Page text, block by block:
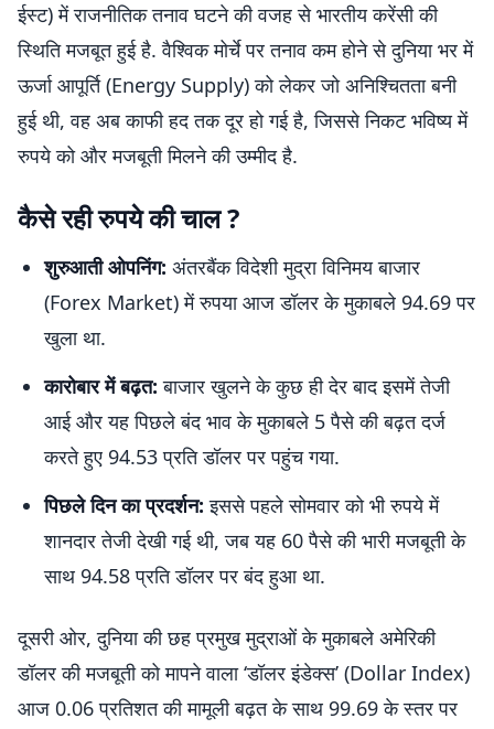
ईस्ट) में राजनीतिक तनाव घटने की वजह से भारतीय करेंसी की
स्थिति मजबूत हुई है. वैश्विक मोर्चे पर तनाव कम होने से दुनिया भर में
ऊर्जा आपूर्ति (Energy Supply) को लेकर जो अनिश्चितता बनी
हुई थी, वह अब काफी हद तक दूर हो गई है, जिससे निकट भविष्य में
रुपये को और मजबूती मिलने की उम्मीद है.
कैसे रही रुपये की चाल ?
शुरुआती ओपनिंग: अंतरबैंक विदेशी मुद्रा विनिमय बाजार
(Forex Market) में रुपया आज डॉलर के मुकाबले 94.69 पर
खुला था.
कारोबार में बढ़त:बाजार खुलने के कुछ ही देर बाद इसमें तेजी
आई और यह पिछले बंद भाव के मुकाबले 5 पैसे की बढ़त दर्ज
करते हुए 94.53 प्रति डॉलर पर पहुंच गया.
पिछले दिन का प्रदर्शन: इससे पहले सोमवार को भी रुपये में
शानदार तेजी देखी गई थी, जब यह 60 पैसे की भारी मजबूती के
साथ 94.58 प्रति डॉलर पर बंद हुआ था.
दूसरी ओर, दुनिया की छह प्रमुख मुद्राओं के मुकाबले अमेरिकी
डॉलर की मजबूती को मापने वाला ‘डॉलर इंडेक्स’ (Dollar Index)
आज 0.06 प्रतिशत की मामूली बढ़त के साथ 99.69 के स्तर पर